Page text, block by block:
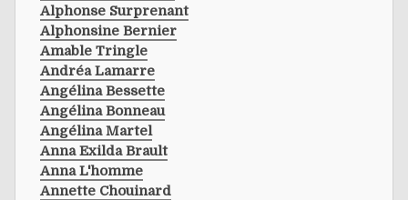
Alphonse Surprenant
Alphonsine Bernier
Amable Tringle
Andréa Lamarre
Angélina Bessette
Angélina Bonneau
Angélina Martel
Anna Exilda Brault
Anna L'homme
Annette Chouinard